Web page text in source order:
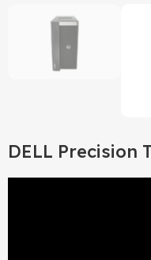
DELL Precision